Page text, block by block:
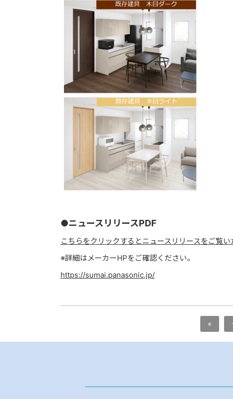
●ニュースリリースPDF
こちらをクリックするとニュースリリースをご覧い
※詳細はメーカーHPをご確認ください。
https://sumai.panasonic.jp/
«